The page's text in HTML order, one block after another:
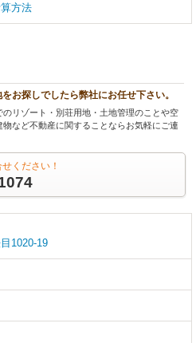
方法
お探しでしたら弊社にお任せ下さい。
リゾート・別荘用地・土地管理のことや空
物など不動産に関することならお気軽にご連
ください！
1020-19